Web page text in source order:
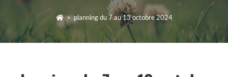
> planning du 7 au 13 octobre 2024